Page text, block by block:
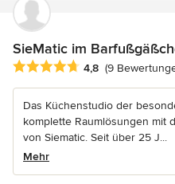
SieMatic im
Durchschnittliche
4,8 (9
Das Küchenstudio der
komplette Raumlösungen mit
von Siematic. Seit über 25 J...
Mehr